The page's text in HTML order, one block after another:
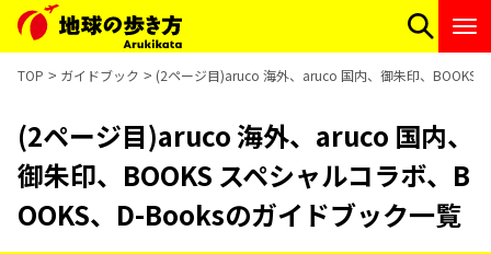
TOP ガイドブック (2ページ目)aruco 海外、aruco 国内、御朱印、BOOKS
(2ページ目)aruco 海外、aruco 国内、
御朱印、BOOKS スペシャルコラボ、B
OOKS、D-Booksのガイドブック一覧